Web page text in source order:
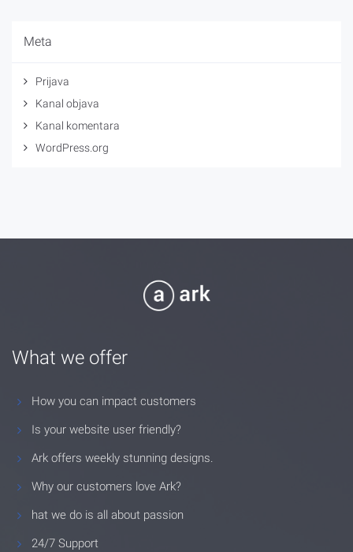
Meta
Prijava
Kanal objava
Kanal komentara
WordPress.org
What we offer
How you can impact customers
Is your website user friendly?
Ark offers weekly stunning designs.
Why our customers love Ark?
hat we do is all about passion
24/7 Support